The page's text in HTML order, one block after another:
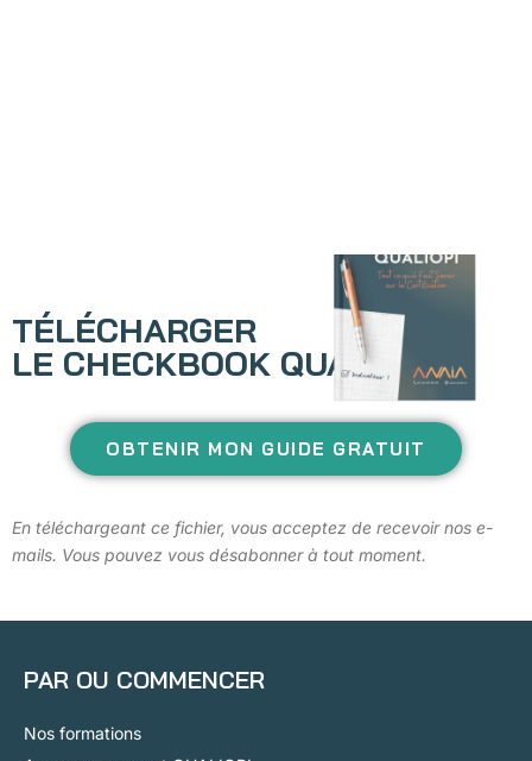
TÉLÉCHARGER
LE CHECKBOOK QUALIOPI
OBTENIR MON GUIDE GRATUIT
En téléchargeant ce fichier, vous acceptez de recevoir nos e-
mails. Vous pouvez vous désabonner à tout moment.
PAR OU COMMENCER
Nos formations